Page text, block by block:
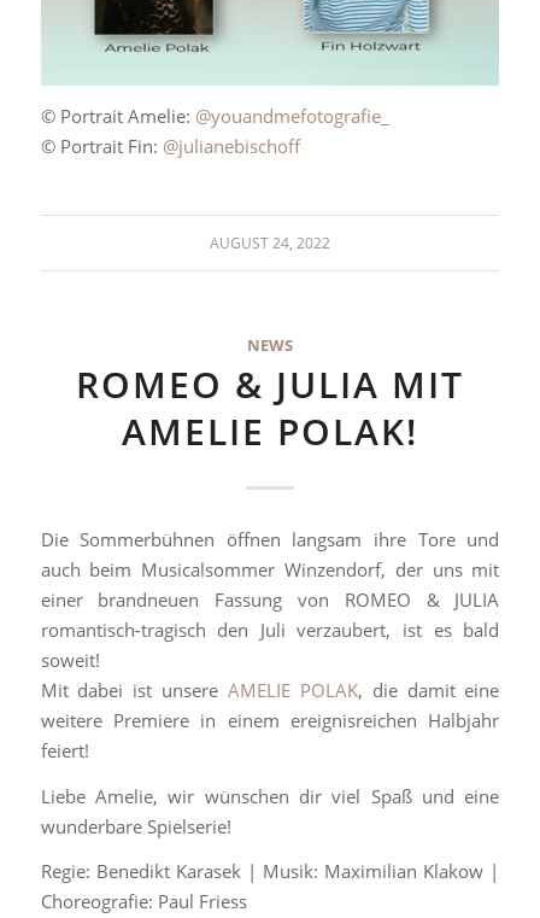
© Portrait Amelie: @youandmefotografie_
© Portrait Fin: @julianebischoff
AUGUST 24, 2022
NEWS
ROMEO & JULIA MIT
AMELIE POLAK!
Die Sommerbühnen öffnen langsam ihre Tore und
auch beim Musicalsommer Winzendorf, der uns mit
einer brandneuen Fassung von ROMEO & JULIA
romantisch-tragisch den Juli verzaubert, ist es bald
soweit!
Mit dabei ist unsere AMELIE POLAK, die damit eine
weitere Premiere in einem ereignisreichen Halbjahr
feiert!
Liebe Amelie, wir wünschen dir viel Spaß und eine
wunderbare Spielserie!
Regie: Benedikt Karasek | Musik: Maximilian Klakow |
Choreografie: Paul Friess